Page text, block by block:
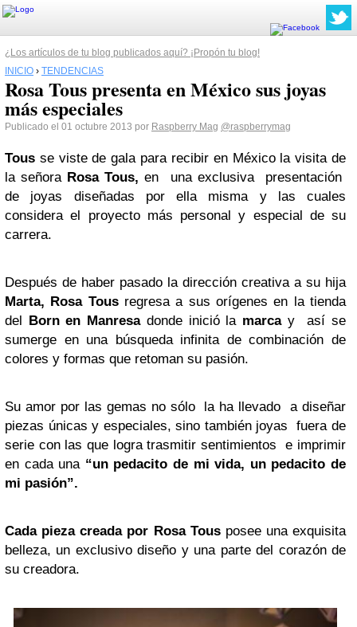
¿Los artículos de tu blog publicados aquí? ¡Propón tu blog!
INICIO › TENDENCIAS
Rosa Tous presenta en México sus joyas
más especiales
Publicado el 01 octubre 2013 por Raspberry Mag @raspberrymag
Tous se viste de gala para recibir en México la visita de
la señora Rosa Tous, en una exclusiva presentación
de joyas diseñadas por ella misma y las cuales
considera el proyecto más personal y especial de su
carrera.
Después de haber pasado la dirección creativa a su hija
Marta, Rosa Tousregresa a sus orígenes en la tienda
del Born en Manresadonde inició la marcay así se
sumerge en una búsqueda infinita de combinación de
colores y formas que retoman su pasión.
Su amor por las gemas no sólo la ha llevado a diseñar
piezas únicas y especiales, sino también joyas fuera de
serie con las que logra trasmitir sentimientos e imprimir
en cada una“un pedacito de mi vida, un pedacito de
mi pasión”.
Cada pieza creada por Rosa Tousposee una exquisita
belleza, un exclusivo diseño y una parte del corazón de
su creadora.